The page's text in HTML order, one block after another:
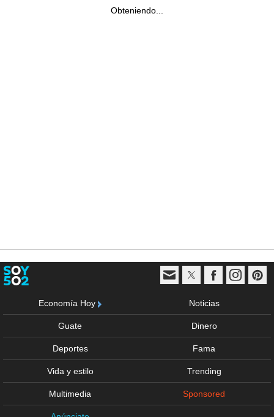
Obteniendo...
Economía Hoy Noticias
Guate Dinero
Deportes Fama
Vida y estilo Trending
Multimedia Sponsored